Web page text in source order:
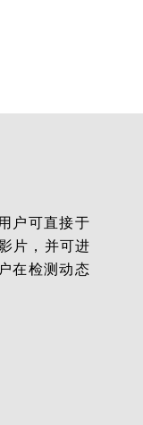
户可直接于
片，并可进
在检测动态